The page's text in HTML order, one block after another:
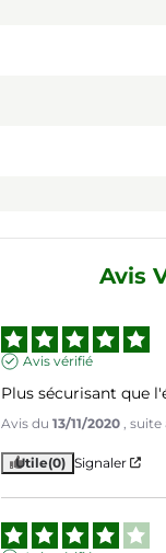
Avis
Avis vérifié
Plus sécurisant que
Avis du 13/11/2020 ,
Utile(0) Signaler